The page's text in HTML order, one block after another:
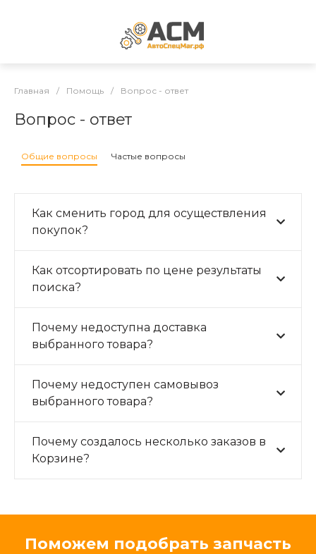
Главная / Помощь / Вопрос - ответ
Вопрос - ответ
Общие вопросы Частые вопросы
Как сменить город для осуществления
покупок?
Как отсортировать по цене результаты
поиска?
Почему недоступна доставка
выбранного товара?
Почему недоступен самовывоз
выбранного товара?
Почему создалось несколько заказов в
Корзине?
Поможем подобрать запчасть